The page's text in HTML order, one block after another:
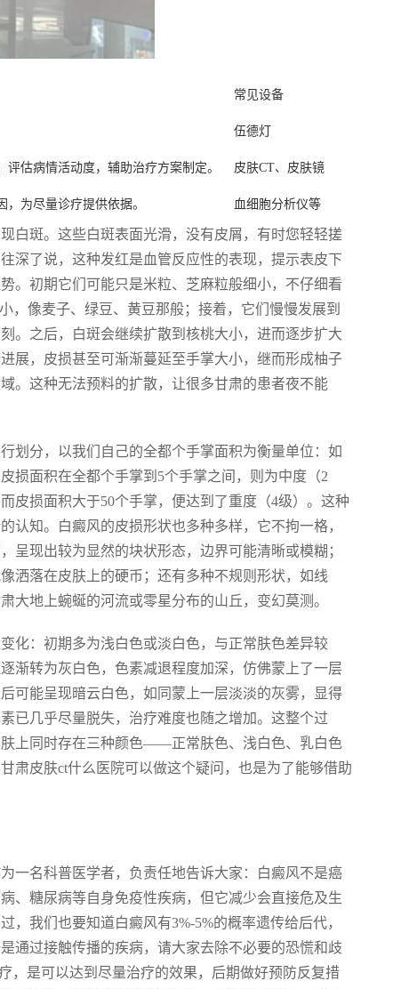
常见设备
伍德灯
估病情活动度，辅助治疗方案制定。 皮肤CT、皮肤镜
为尽量诊疗提供依据。 血细胞分析仪等
白斑。这些白斑表面光滑，没有皮屑，有时您轻轻搓
深了说，这种发红是血管反应性的表现，提示表皮下
。初期它们可能只是米粒、芝麻粒般细小，不仔细看
，像麦子、绿豆、黄豆那般；接着，它们慢慢发展到
。之后，白斑会继续扩散到核桃大小，进而逐步扩大
展，皮损甚至可渐渐蔓延至手掌大小，继而形成柚子
。这种无法预料的扩散，让很多甘肃的患者夜不能
划分，以我们自己的全都个手掌面积为衡量单位：如
损面积在全都个手掌到5个手掌之间，则为中度（2
皮损面积大于50个手掌，便达到了重度（4级）。这种
认知。白癜风的皮损形状也多种多样，它不拘一格，
呈现出较为显然的块状形态，边界可能清晰或模糊；
洒落在皮肤上的硬币；还有多种不规则形状，如线
大地上蜿蜒的河流或零星分布的山丘，变幻莫测。
化：初期多为浅白色或淡白色，与正常肤色差异较
渐转为灰白色，色素减退程度加深，仿佛蒙上了一层
可能呈现暗云白色，如同蒙上一层淡淡的灰雾，显得
已几乎尽量脱失，治疗难度也随之增加。这整个过
上同时存在三种颜色——正常肤色、浅白色、乳白色
肃皮肤ct什么医院可以做这个疑问，也是为了能够借助
一名科普医学者，负责任地告诉大家：白癜风不是癌
、糖尿病等自身免疫性疾病，但它减少会直接危及生
我们也要知道白癜风有3%-5%的概率遗传给后代，
通过接触传播的疾病，请大家去除不必要的恐慌和歧
，是可以达到尽量治疗的效果，后期做好预防反复措